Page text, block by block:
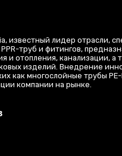
известный лидер отрасли,
труб и фитингов,
и отопления, канализации, а
изделий. Внедрение
как многослойные трубы
компании на рынке.